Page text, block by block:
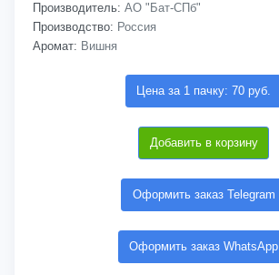
Производитель: АО "Бат-СПб"
Производство: Россия
Аромат: Вишня
Цена за 1 пачку: 70 руб.
Добавить в корзину
Оформить заказ Telegram
Оформить заказ WhatsApp